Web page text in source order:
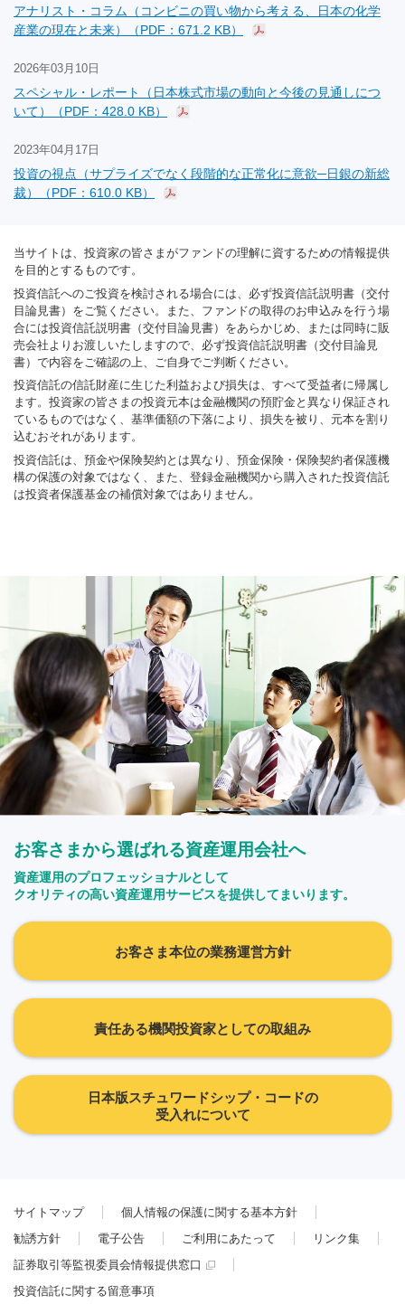
アナリスト・コラム（コンビニの買い物から考える、日本の化学
産業の現在と未来）（PDF：671.2 KB）
2026年03月10日
スペシャル・レポート（日本株式市場の動向と今後の見通しにつ
いて）（PDF：428.0 KB）
2023年04月17日
投資の視点（サプライズでなく段階的な正常化に意欲─日銀の新総
裁）（PDF：610.0 KB）
当サイトは、投資家の皆さまがファンドの理解に資するための情報提供
を目的とするものです。
投資信託へのご投資を検討される場合には、必ず投資信託説明書（交付
目論見書）をご覧ください。また、ファンドの取得のお申込みを行う場
合には投資信託説明書（交付目論見書）をあらかじめ、または同時に販
売会社よりお渡しいたしますので、必ず投資信託説明書（交付目論見
書）で内容をご確認の上、ご自身でご判断ください。
投資信託の信託財産に生じた利益および損失は、すべて受益者に帰属し
ます。投資家の皆さまの投資元本は金融機関の預貯金と異なり保証され
ているものではなく、基準価額の下落により、損失を被り、元本を割り
込むおそれがあります。
投資信託は、預金や保険契約とは異なり、預金保険・保険契約者保護機
構の保護の対象ではなく、また、登録金融機関から購入された投資信託
は投資者保護基金の補償対象ではありません。
お客さまから選ばれる資産運用会社へ
資産運用のプロフェッショナルとして
クオリティの高い資産運用サービスを提供してまいります。
お客さま本位の業務運営方針
責任ある機関投資家としての取組み
日本版スチュワードシップ・コードの
受入れについて
サイトマップ
個人情報の保護に関する基本方針
勧誘方針
電子公告 ご利用にあたって
リンク集
証券取引等監視委員会情報提供窓口
投資信託に関する留意事項